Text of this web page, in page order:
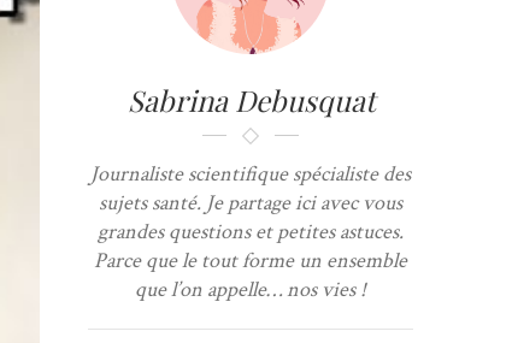
Sabrina Debusquat
Journaliste scientifique spécialiste des
sujets santé. Je partage ici avec vous
grandes questions et petites astuces.
Parce que le tout forme un ensemble
que l’on appelle… nos vies !